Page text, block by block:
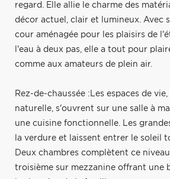
regard. Elle allie le charme des
décor actuel, clair et lumineux. Avec
cour aménagée pour les plaisirs de
l'eau à deux pas, elle a tout pour
comme aux amateurs de plein air.
Rez-de-chaussée :Les espaces de
naturelle, s'ouvrent sur une salle à
une cuisine fonctionnelle. Les
la verdure et laissent entrer le soleil
Deux chambres complètent ce
troisième sur mezzanine offrant une